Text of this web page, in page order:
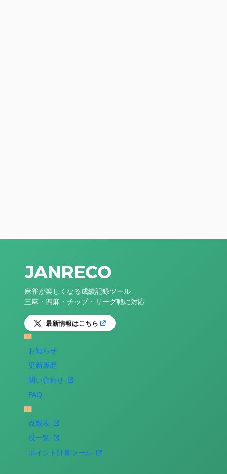
麻雀が楽しくなる成績記録ツール
三麻・四麻・チップ・リーグ戦に対応
最新情報はこちら
お知らせ
更新履歴
問い合わせ
FAQ
点数表
役一覧
ポイント計算ツール